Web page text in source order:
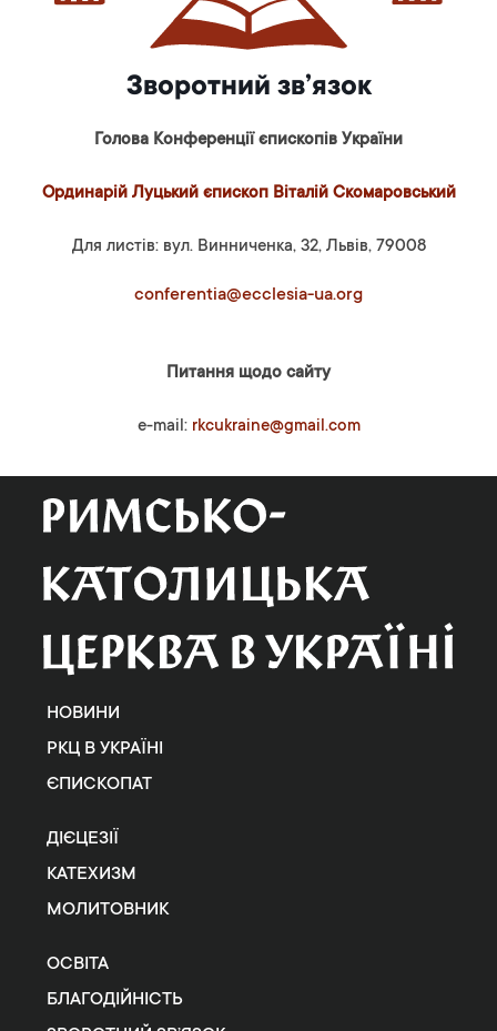
Зворотний зв’язок
Голова Конференції єпископів України
Ординарій Луцький єпископ Віталій Скомаровський
Для листів: вул. Винниченка, 32, Львів, 79008
conferentia@ecclesia-ua.org
Питання щодо сайту
e-mail: rkcukraine@gmail.com
НОВИНИ
РКЦ В УКРАЇНІ
ЄПИСКОПАТ
ДІЄЦЕЗІЇ
КАТЕХИЗМ
МОЛИТОВНИК
ОСВІТА
БЛАГОДІЙНІСТЬ